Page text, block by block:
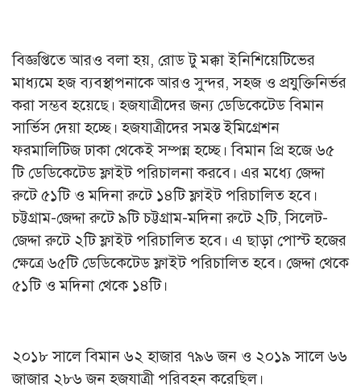
বিজ্ঞপ্তিতে আরও বলা হয়, রোড টু মক্কা ইনিশিয়েটিভের
মাধ্যমে হজ ব্যবস্থাপনাকে আরও সুন্দর, সহজ ও প্রযুক্তিনির্ভর
করা সম্ভব হয়েছে। হজযাত্রীদের জন্য ডেডিকেটেড বিমান
সার্ভিস দেয়া হচ্ছে। হজযাত্রীদের সমস্ত ইমিগ্রেশন
ফরমালিটিজ ঢাকা থেকেই সম্পন্ন হচ্ছে। বিমান প্রি হজে ৬৫
টি ডেডিকেটেড ফ্লাইট পরিচালনা করবে। এর মধ্যে জেদ্দা
রুটে ৫১টি ও মদিনা রুটে ১৪টি ফ্লাইট পরিচালিত হবে।
চট্টগ্রাম-জেদ্দা রুটে ৯টি চট্টগ্রাম-মদিনা রুটে ২টি, সিলেট-
জেদ্দা রুটে ২টি ফ্লাইট পরিচালিত হবে। এ ছাড়া পোস্ট হজের
ক্ষেত্রে ৬৫টি ডেডিকেটেড ফ্লাইট পরিচালিত হবে। জেদ্দা থেকে
৫১টি ও মদিনা থেকে ১৪টি।
২০১৮ সালে বিমান ৬২ হাজার ৭৯৬ জন ও ২০১৯ সালে ৬৬
জাজার ২৮৬ জন হজযাত্রী পরিবহন করেছিল।